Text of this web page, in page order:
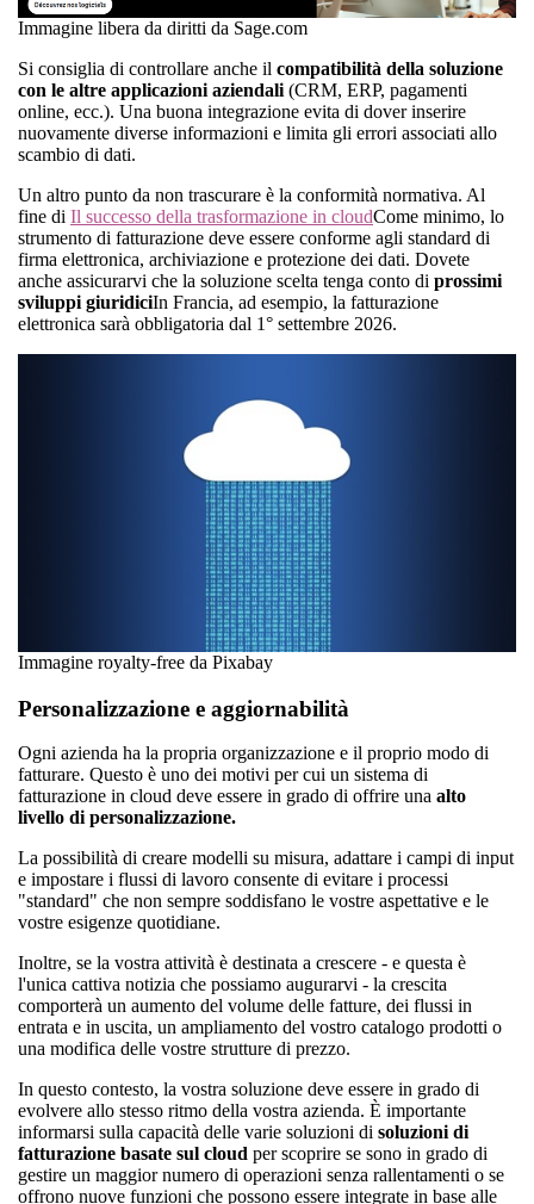
Immagine libera da diritti da Sage.com
Si consiglia di controllare anche il compatibilità della soluzione
con le altre applicazioni aziendali (CRM, ERP, pagamenti
online, ecc.). Una buona integrazione evita di dover inserire
nuovamente diverse informazioni e limita gli errori associati allo
scambio di dati.
Un altro punto da non trascurare è la conformità normativa. Al
fine di Il successo della trasformazione in cloudCome minimo, lo
strumento di fatturazione deve essere conforme agli standard di
firma elettronica, archiviazione e protezione dei dati. Dovete
anche assicurarvi che la soluzione scelta tenga conto di prossimi
sviluppi giuridiciIn Francia, ad esempio, la fatturazione
elettronica sarà obbligatoria dal 1° settembre 2026.
Immagine royalty-free da Pixabay
Personalizzazione e aggiornabilità
Ogni azienda ha la propria organizzazione e il proprio modo di
fatturare. Questo è uno dei motivi per cui un sistema di
fatturazione in cloud deve essere in grado di offrire una alto
livello di personalizzazione.
La possibilità di creare modelli su misura, adattare i campi di input
e impostare i flussi di lavoro consente di evitare i processi
"standard" che non sempre soddisfano le vostre aspettative e le
vostre esigenze quotidiane.
Inoltre, se la vostra attività è destinata a crescere - e questa è
l'unica cattiva notizia che possiamo augurarvi - la crescita
comporterà un aumento del volume delle fatture, dei flussi in
entrata e in uscita, un ampliamento del vostro catalogo prodotti o
una modifica delle vostre strutture di prezzo.
In questo contesto, la vostra soluzione deve essere in grado di
evolvere allo stesso ritmo della vostra azienda. È importante
informarsi sulla capacità delle varie soluzioni di soluzioni di
fatturazione basate sul cloud per scoprire se sono in grado di
gestire un maggior numero di operazioni senza rallentamenti o se
offrono nuove funzioni che possono essere integrate in base alle